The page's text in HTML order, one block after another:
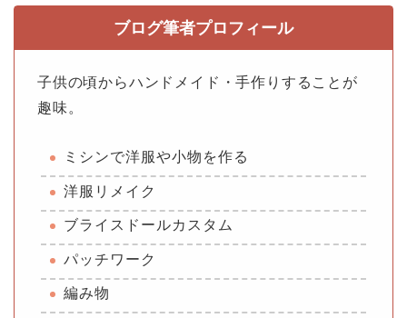
ブログ筆者プロフィール
子供の頃からハンドメイド・手作りすることが
趣味。
ミシンで洋服や小物を作る
洋服リメイク
ブライスドールカスタム
パッチワーク
編み物